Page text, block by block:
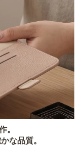
。
な品質。